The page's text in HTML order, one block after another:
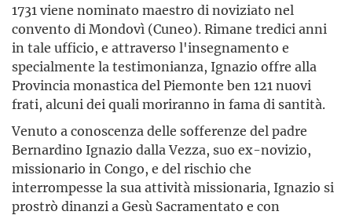
1731 viene nominato maestro di noviziato nel
convento di Mondovì (Cuneo). Rimane tredici anni
in tale ufficio, e attraverso l'insegnamento e
specialmente la testimonianza, Ignazio offre alla
Provincia monastica del Piemonte ben 121 nuovi
frati, alcuni dei quali moriranno in fama di santità.
Venuto a conoscenza delle sofferenze del padre
Bernardino Ignazio dalla Vezza, suo ex-novizio,
missionario in Congo, e del rischio che
interrompesse la sua attività missionaria, Ignazio si
prostrò dinanzi a Gesù Sacramentato e con